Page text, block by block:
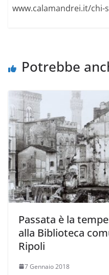
www.calamandrei.it/
Potrebbe
Passata è la
alla Biblioteca
Ripoli
7 Gennaio 2018